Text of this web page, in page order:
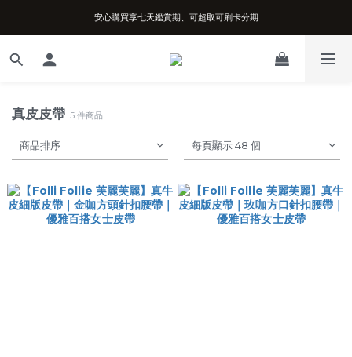
台南實體店面、兩年機芯保固、開立發票
安心購買享七天鑑賞期、可超取可刷卡分期
台南實體店面、兩年機芯保固、開立發票
真皮皮帶 5 件商品
商品排序 每頁顯示 48 個